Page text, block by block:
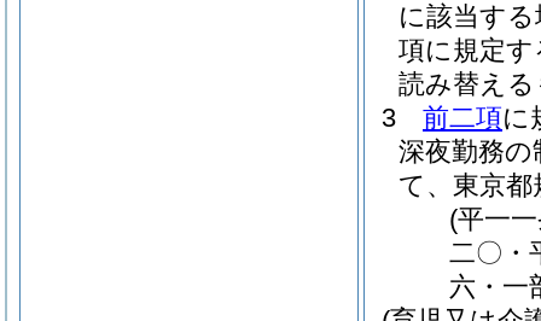
に該当す
項に規定
読み替え
3
前二項に
深夜勤務
て、東京
(平一
二〇・
六・一